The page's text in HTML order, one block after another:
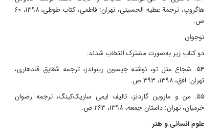
هاگروپ، ترجمة عطیه الحسینی، تهران: فاطمی، کتاب طوطی، ۱۳۹۸، ۶۰
ص.
نوجوان
دو کتاب زیر به‌صورت مشترک انتخاب شدند:
۵۴. شجاع مثل تو، نوشته جیسون رینولدز، ترجمه شقایق قندهاری،
تهران: افق، ۱۳۹۸، ۳۹۳ ص.
۵۵. من و ماروین گاردنز، تالیف ایمی ساریک‌کینگ، ترجمه رضوان
خرمیان، تهران: داستان جمعه، ۱۳۹۸، ۲۶۳ ص.
علوم انسانی و هنر